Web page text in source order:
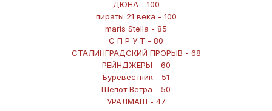
ДЮНА - 100
пираты 21 века - 100
maris Stella - 85
С П Р У Т - 80
СТАЛИНГРАДСКИЙ ПРОРЫВ - 68
РЕЙНДЖЕРЫ - 60
Буревестник - 51
Шепот Ветра - 50
УРАЛМАШ - 47